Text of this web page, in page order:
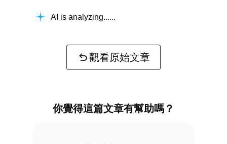
AI is analyzing...
觀看原始文章
你覺得這篇文章有幫助嗎？